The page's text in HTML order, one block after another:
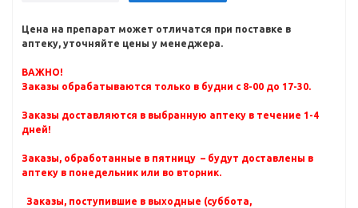
Цена на препарат может отличатся при поставке в
аптеку, уточняйте цены у менеджера.
ВАЖНО!
Заказы обрабатываются только в будни с 8-00 до 17-30.
Заказы доставляются в выбранную аптеку в течение 1-4
дней!
Заказы, обработанные в пятницу – будут доставлены в
аптеку в понедельник или во вторник.
Заказы, поступившие в выходные (суббота,